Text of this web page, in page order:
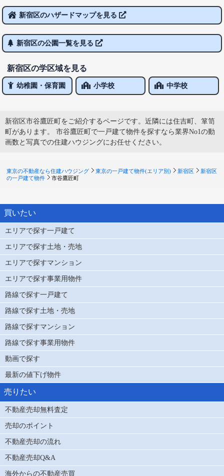
新宿区のハザードマップを見る
新宿区の公園一覧を見る
新宿区の学区域を見る
幼稚園・保育園 小学校 中学校
新宿区市谷鷹匠町をご紹介するページです。近隣には住吉町、箪笥
町があります。 市谷鷹匠町で一戸建て物件を探すなら業界No1の動
画数と写真での住建ハウジングにお任せください。
東京の不動産なら住建ハウジング 東京の一戸建て物件(エリア別) 新宿区
新宿区
の一戸建て物件
市谷鷹匠町
買いたい
エリアで探す一戸建て
エリアで探す土地・売地
エリアで探すマンション
エリアで探す事業用物件
路線で探す一戸建て
路線で探す土地・売地
路線で探すマンション
路線で探す事業用物件
動画で探す
最新の値下げ物件
売りたい
不動産売却無料査定
売却のポイント
不動産売却の流れ
不動産売却Q&A
海外からの不動産売買